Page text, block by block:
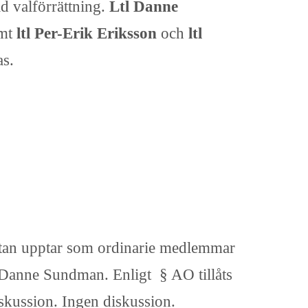
valförrättning. Ltl Danne
ltl Per-Erik Eriksson och ltl
upptar som ordinarie medlemmar
Sundman. Enligt § AO tillåts
Ingen diskussion.